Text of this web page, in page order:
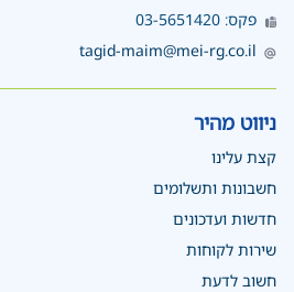
פקס: 03-5651420
tagid-maim@mei-rg.co.il
ניווט מהיר
קצת עלינו
חשבונות ותשלומים
חדשות ועדכונים
שירות לקוחות
חשוב לדעת